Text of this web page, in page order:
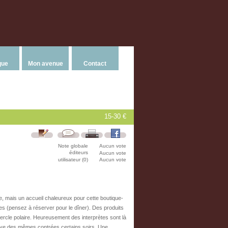
Mon avenue Contact
15-30 €
Note globale
Aucun vote
éditeurs
Aucun vote
utilisateur (0)
Aucun vote
mais un accueil chaleureux pour cette boutique-
(pensez à réserver pour le dîner). Des produits
polaire. Heureusement des interprètes sont là